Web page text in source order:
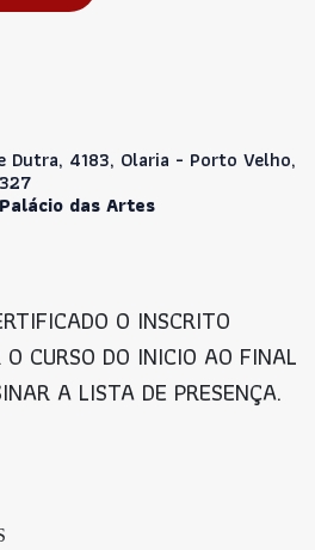
Dutra, 4183, Olaria - Porto Velho,
das Artes
O INSCRITO
CURSO DO INICIO AO FINAL
A LISTA DE PRESENÇA.